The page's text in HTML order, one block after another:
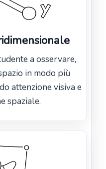
a osservare,
in modo più
attenzione visiva e
spaziale.